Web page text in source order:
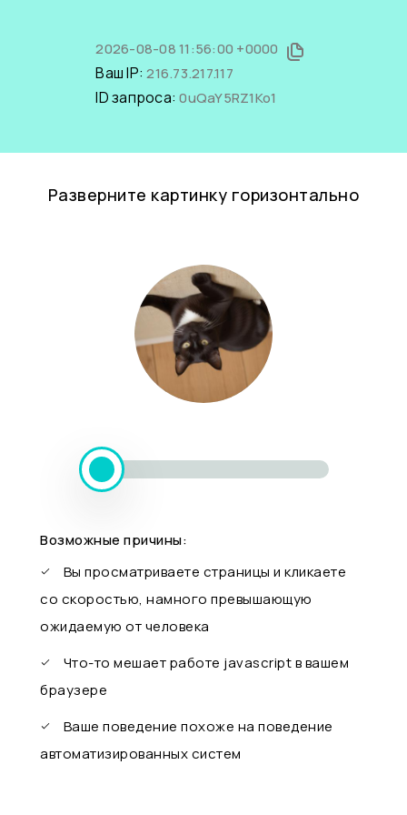
2026-08-08 11:56:00 +0000
Ваш IP:216.73.217.117
ID запроса:0uQaY5RZ1Ko1
Разверните картинку горизонтально
Возможные причины:
Вы просматриваете страницы и кликаете
со скоростью, намного превышающую
ожидаемую от человека
Что-то мешает работе javascript в вашем
браузере
Ваше поведение похоже на поведение
автоматизированных систем